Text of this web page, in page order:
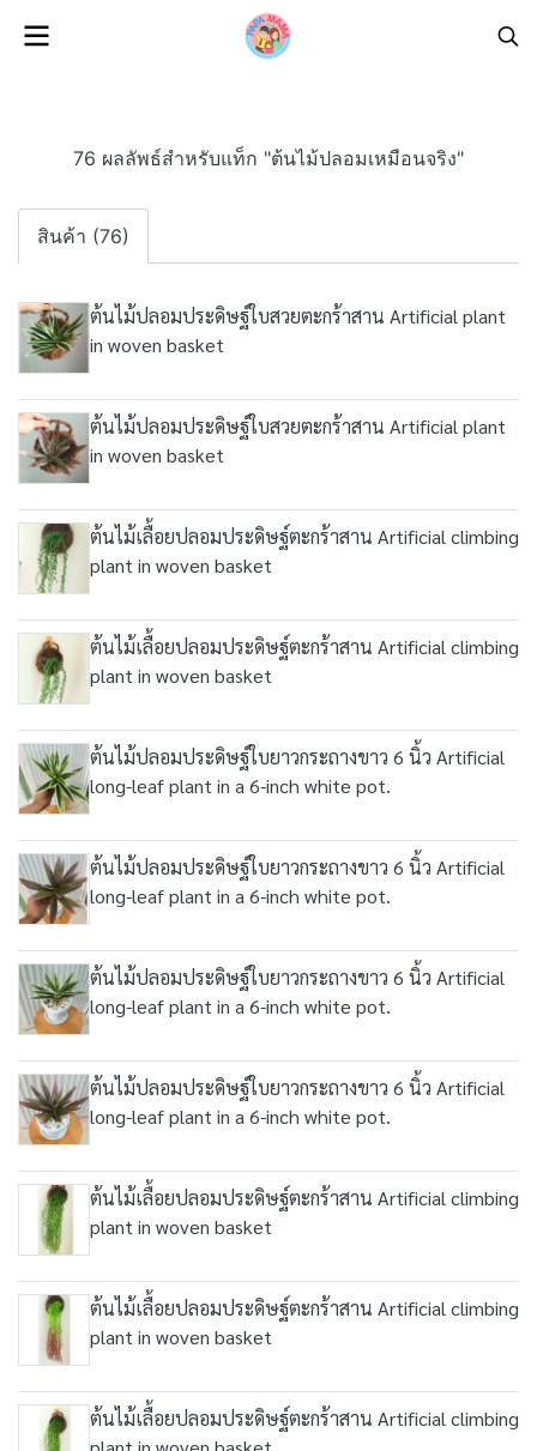
76 ผลลัพธ์สำหรับแท็ก "ต้นไม้ปลอมเหมือนจริง"
สินค้า (76)
ต้นไม้ปลอมประดิษฐ์ใบสวยตะกร้าสาน Artificial plant
in woven basket
ต้นไม้ปลอมประดิษฐ์ใบสวยตะกร้าสาน Artificial plant
in woven basket
ต้นไม้เลื้อยปลอมประดิษฐ์ตะกร้าสาน Artificial climbing
plant in woven basket
ต้นไม้เลื้อยปลอมประดิษฐ์ตะกร้าสาน Artificial climbing
plant in woven basket
ต้นไม้ปลอมประดิษฐ์ใบยาวกระถางขาว 6 นิ้ว Artificial
long-leaf plant in a 6-inch white pot.
ต้นไม้ปลอมประดิษฐ์ใบยาวกระถางขาว 6 นิ้ว Artificial
long-leaf plant in a 6-inch white pot.
ต้นไม้ปลอมประดิษฐ์ใบยาวกระถางขาว 6 นิ้ว Artificial
long-leaf plant in a 6-inch white pot.
ต้นไม้ปลอมประดิษฐ์ใบยาวกระถางขาว 6 นิ้ว Artificial
long-leaf plant in a 6-inch white pot.
ต้นไม้เลื้อยปลอมประดิษฐ์ตะกร้าสาน Artificial climbing
plant in woven basket
ต้นไม้เลื้อยปลอมประดิษฐ์ตะกร้าสาน Artificial climbing
plant in woven basket
ต้นไม้เลื้อยปลอมประดิษฐ์ตะกร้าสาน Artificial climbing